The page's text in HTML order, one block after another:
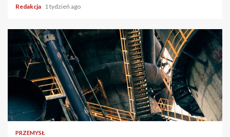
Redakcja 1 tydzień ago
PRZEMYSŁ